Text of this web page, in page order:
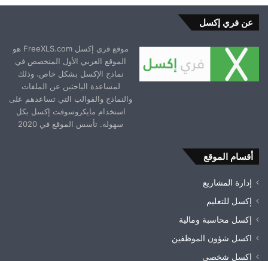
عن فري إكسل
موقع فري إكسل FreeXLS.com هو
الموقع العربي الأول المتخصص في
نماذج الإكسل بشكل خاص، وذلك
لمساعدة الباحثين عن الملفات
والنماذج والقوالب التي تساعدهم على
استخدام مايكروسوفت إكسل بكل
سهولة. تأسس الموقع في 2020
أقسام الموقع
إدارة المشاريع
إكسل للتعليم
إكسل محاسبة ومالية
اكسل شؤون الموظفين
اكسل شخصي